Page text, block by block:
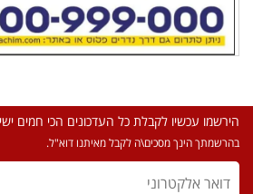
הירשמו עכשיו לקבלת כל העדכונים הכי חמים
בהרשמתך הינך מסכים\ה לקבל מאיתנו דוא"ל.